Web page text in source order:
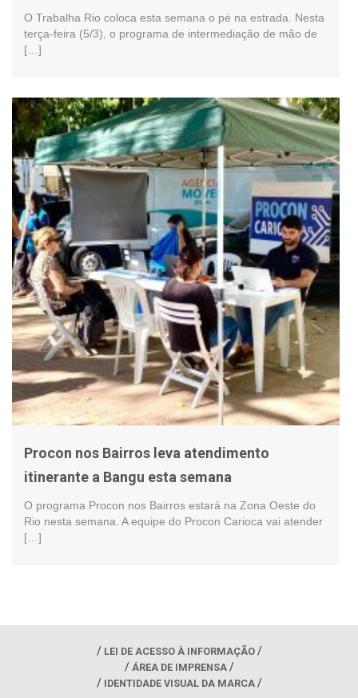
O Trabalha Rio coloca esta semana o pé na estrada. Nesta
terça-feira (5/3), o programa de intermediação de mão de
[…]
Procon nos Bairros leva atendimento
itinerante a Bangu esta semana
O programa Procon nos Bairros estará na Zona Oeste do
Rio nesta semana. A equipe do Procon Carioca vai atender
[…]
LEI DE ACESSO À INFORMAÇÃO
ÁREA DE IMPRENSA
IDENTIDADE VISUAL DA MARCA